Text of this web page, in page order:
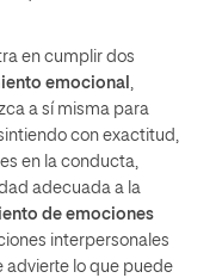
en cumplir dos
emocional ,
a sí misma para
con exactitud,
en la conducta,
adecuada a la
de emociones
interpersonales
advierte lo que puede